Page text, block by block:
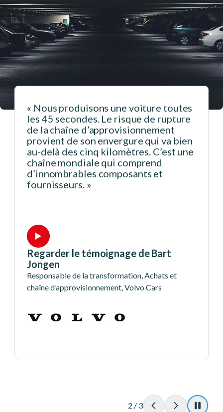
« Nous produisons une voiture toutes
les 45 secondes. Le risque de rupture
de la chaîne d’approvisionnement
provient de son envergure qui va bien
au-delà des cinq kilomètres. C’est une
chaîne mondiale qui comprend
d’innombrables composants et
fournisseurs. »
Regarder le témoignage de Bart
Jongen
Responsable de la transformation, Achats et
chaîne d’approvisionnement, Volvo Cars
2 / 3